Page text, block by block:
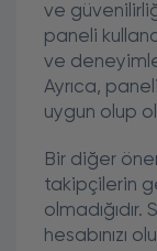
ve
paneli
ve
Ayrıca,
uygun olup
Bir diğer
takipçilerin
hesabınızı